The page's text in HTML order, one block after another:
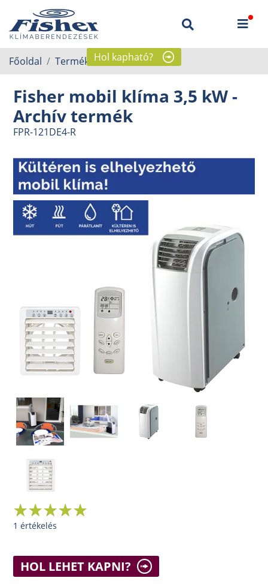
Hol kapható?
Főoldal Termékek Mobil klíma
Fisher mobil klíma 3,5 kW -
Archív termék
FPR-121DE4-R
1 értékelés
HOL LEHET KAPNI?